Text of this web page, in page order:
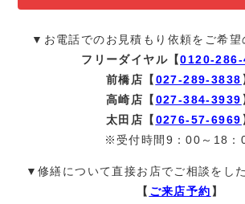
▼お電話でのお見積もり依頼をご希
フリーダイヤル【0120-286-
前橋店【 027-289-3838
高崎店【 027-384-3939
太田店【 0276-57-6969
※受付時間9：00～18：
▼修繕について直接お店でご相談をし
【 ご来店予約 】